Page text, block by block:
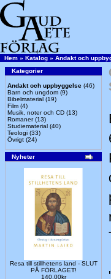
Hem » Katalog » Andakt och
Kategorier
Andakt och uppbyggelse (46)
Barn och ungdom (9)
Bibelmaterial (19)
Film (4)
Musik, noter och CD (13)
Romaner(13)
Studiematerial (40)
Teologi (33)
Övrigt (24)
Nyheter
Resa till stillhetens land - SLUT
PÅ FÖRLAGET!
140,00kr